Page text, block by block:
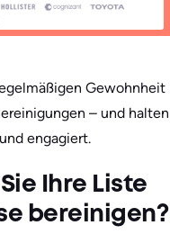
Gewohnheit
– und halten
engagiert.
Ihre Liste
bereinigen?